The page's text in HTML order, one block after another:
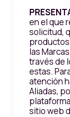
en el que
solicitud,
las
través de
estas.
atención
Aliadas,
sitio web